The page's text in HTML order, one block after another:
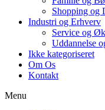
Shopping og
Industri og Erhverv
Service og
Uddannelse
Ikke kategoriseret
Om Os
Kontakt
Menu